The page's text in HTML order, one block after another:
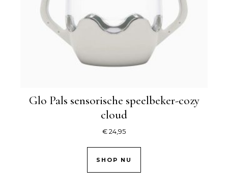
Glo Pals sensorische speelbeker-cozy
cloud
€24,95
SHOP NU